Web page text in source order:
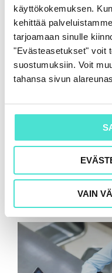
käyttökokemuksen.
kehittää
tarjoamaan sinulle
"Evästeasetukset" voit
suostumuksiin. Voit
tahansa sivun
VAIN